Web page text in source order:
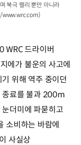
북극 랠리 뿐만 아니라
www.wrc.com)
WRC 드라이버
에가 불운의 사고에
위해 역주 중이던
종료를 불과 200m
더미에 파묻히고
소비하는 바람에
사실상